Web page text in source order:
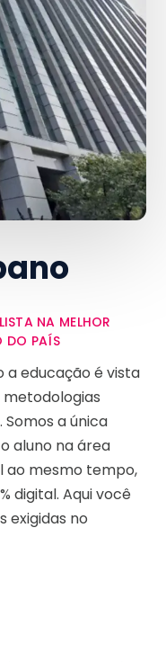
NA MELHOR
DO PAÍS
a educação é vista
a única
aluno na área
mesmo tempo,
digital. Aqui você
exigidas no